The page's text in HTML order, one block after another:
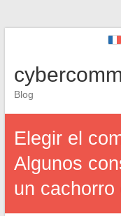
Blog
Elegir el
Algunos
un